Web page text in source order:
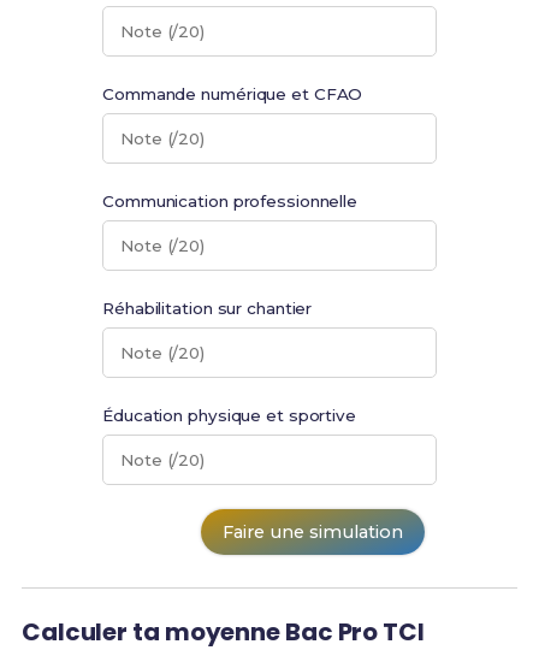
Note (/20)
Commande numérique et CFAO
Note (/20)
Communication professionnelle
Note (/20)
Réhabilitation sur chantier
Note (/20)
Éducation physique et sportive
Note (/20)
Faire une simulation
Calculer ta moyenne Bac Pro TCI